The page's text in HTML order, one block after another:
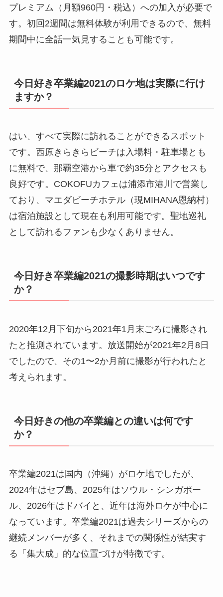
プレミアム（月額960円・税込）への加入が必要で
す。初回2週間は無料体験が利用できるので、無料
期間中に全話一気見することも可能です。
今日好き卒業編2021のロケ地は実際に行け
ますか？
はい、すべて実際に訪れることができるスポット
です。西原きらきらビーチは入場料・駐車場とも
に無料で、那覇空港から車で約35分とアクセスも
良好です。COKOFUカフェは浦添市港川で営業し
ており、マエダビーチホテル（現MIHANA恩納村）
は宿泊施設として現在も利用可能です。聖地巡礼
として訪れるファンも少なくありません。
今日好き卒業編2021の撮影時期はいつです
か？
2020年12月下旬から2021年1月末ごろに撮影され
たと推測されています。放送開始が2021年2月8日
でしたので、その1〜2か月前に撮影が行われたと
考えられます。
今日好きの他の卒業編との違いは何です
か？
卒業編2021は国内（沖縄）がロケ地でしたが、
2024年はセブ島、2025年はソウル・シンガポー
ル、2026年はドバイと、近年は海外ロケが中心に
なっています。卒業編2021は過去シリーズからの
継続メンバーが多く、それまでの関係性が結実す
る「集大成」的な位置づけが特徴です。